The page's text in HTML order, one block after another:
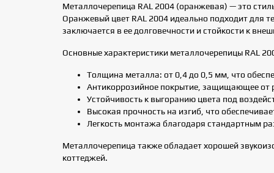
Металлочерепица RAL 2004 (оранжевая) — это
Оранжевый цвет RAL 2004 идеально подходит для
заключается в ее долговечности и стойкости к
Основные характеристики металлочерепицы RAL
Толщина металла: от 0,4 до 0,5 мм, что
Антикоррозийное покрытие, защищающее
Устойчивость к выгоранию цвета под
Высокая прочность на изгиб, что
Легкость монтажа благодаря стандартным
Металлочерепица также обладает хорошей
коттеджей.